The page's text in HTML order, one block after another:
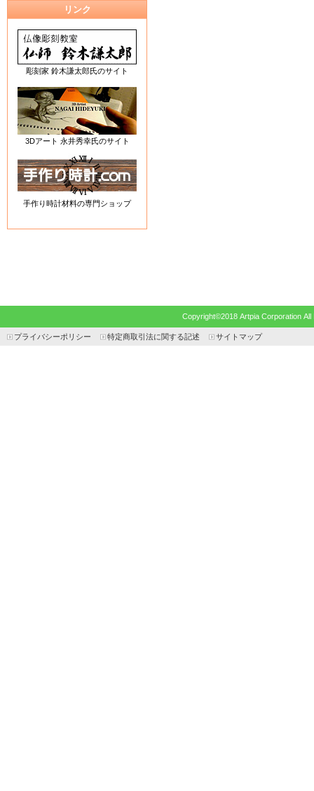
リンク
彫刻家 鈴木謙太郎氏のサイト
3Dアート 永井秀幸氏のサイト
手作り時計材料の専門ショップ
Copyright©2018 Artpia Corporation
プライバシーポリシー 特定商取引法に関する記述 サイトマップ